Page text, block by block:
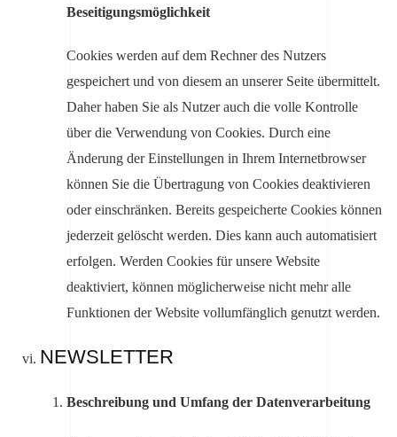
Beseitigungsmöglichkeit
Cookies werden auf dem Rechner des Nutzers
gespeichert und von diesem an unserer Seite übermittelt.
Daher haben Sie als Nutzer auch die volle Kontrolle
über die Verwendung von Cookies. Durch eine
Änderung der Einstellungen in Ihrem Internetbrowser
können Sie die Übertragung von Cookies deaktivieren
oder einschränken. Bereits gespeicherte Cookies können
jederzeit gelöscht werden. Dies kann auch automatisiert
erfolgen. Werden Cookies für unsere Website
deaktiviert, können möglicherweise nicht mehr alle
Funktionen der Website vollumfänglich genutzt werden.
NEWSLETTER
Beschreibung und Umfang der Datenverarbeitung